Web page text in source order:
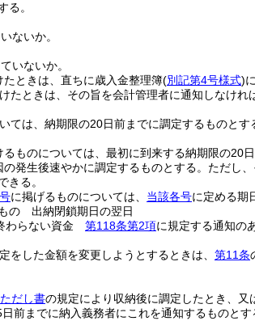
る。
ないか。
いないか。
ときは、直ちに歳入金整理簿(別記第4号様式)
たときは、その旨を会計管理者に通知しなけれ
ては、納期限の20日前までに調定するものとす
ものについては、最初に到来する納期限の20
発生後速やかに調定するものとする。 ただし
きる。
に掲げるものについては、 当該各号に定める期
の 出納閉鎖期日の翌日
わらない資金 第118条第2項に規定する通知の
をした金額を変更しようとするときは、 第11条
だし書の規定により収納後に調定したとき、又
前までに納入義務者にこれを通知するものとす